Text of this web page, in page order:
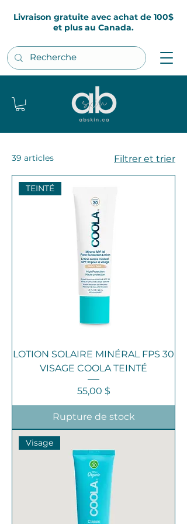
Livraison gratuite avec achat de 100$
et plus au Canada.
39 articles Filtrer et trier
TEINTÉ
LOTION SOLAIRE MINÉRAL FPS 30
VISAGE COOLA TEINTÉ
Prix
55,00 $
Rupture de stock
Visage